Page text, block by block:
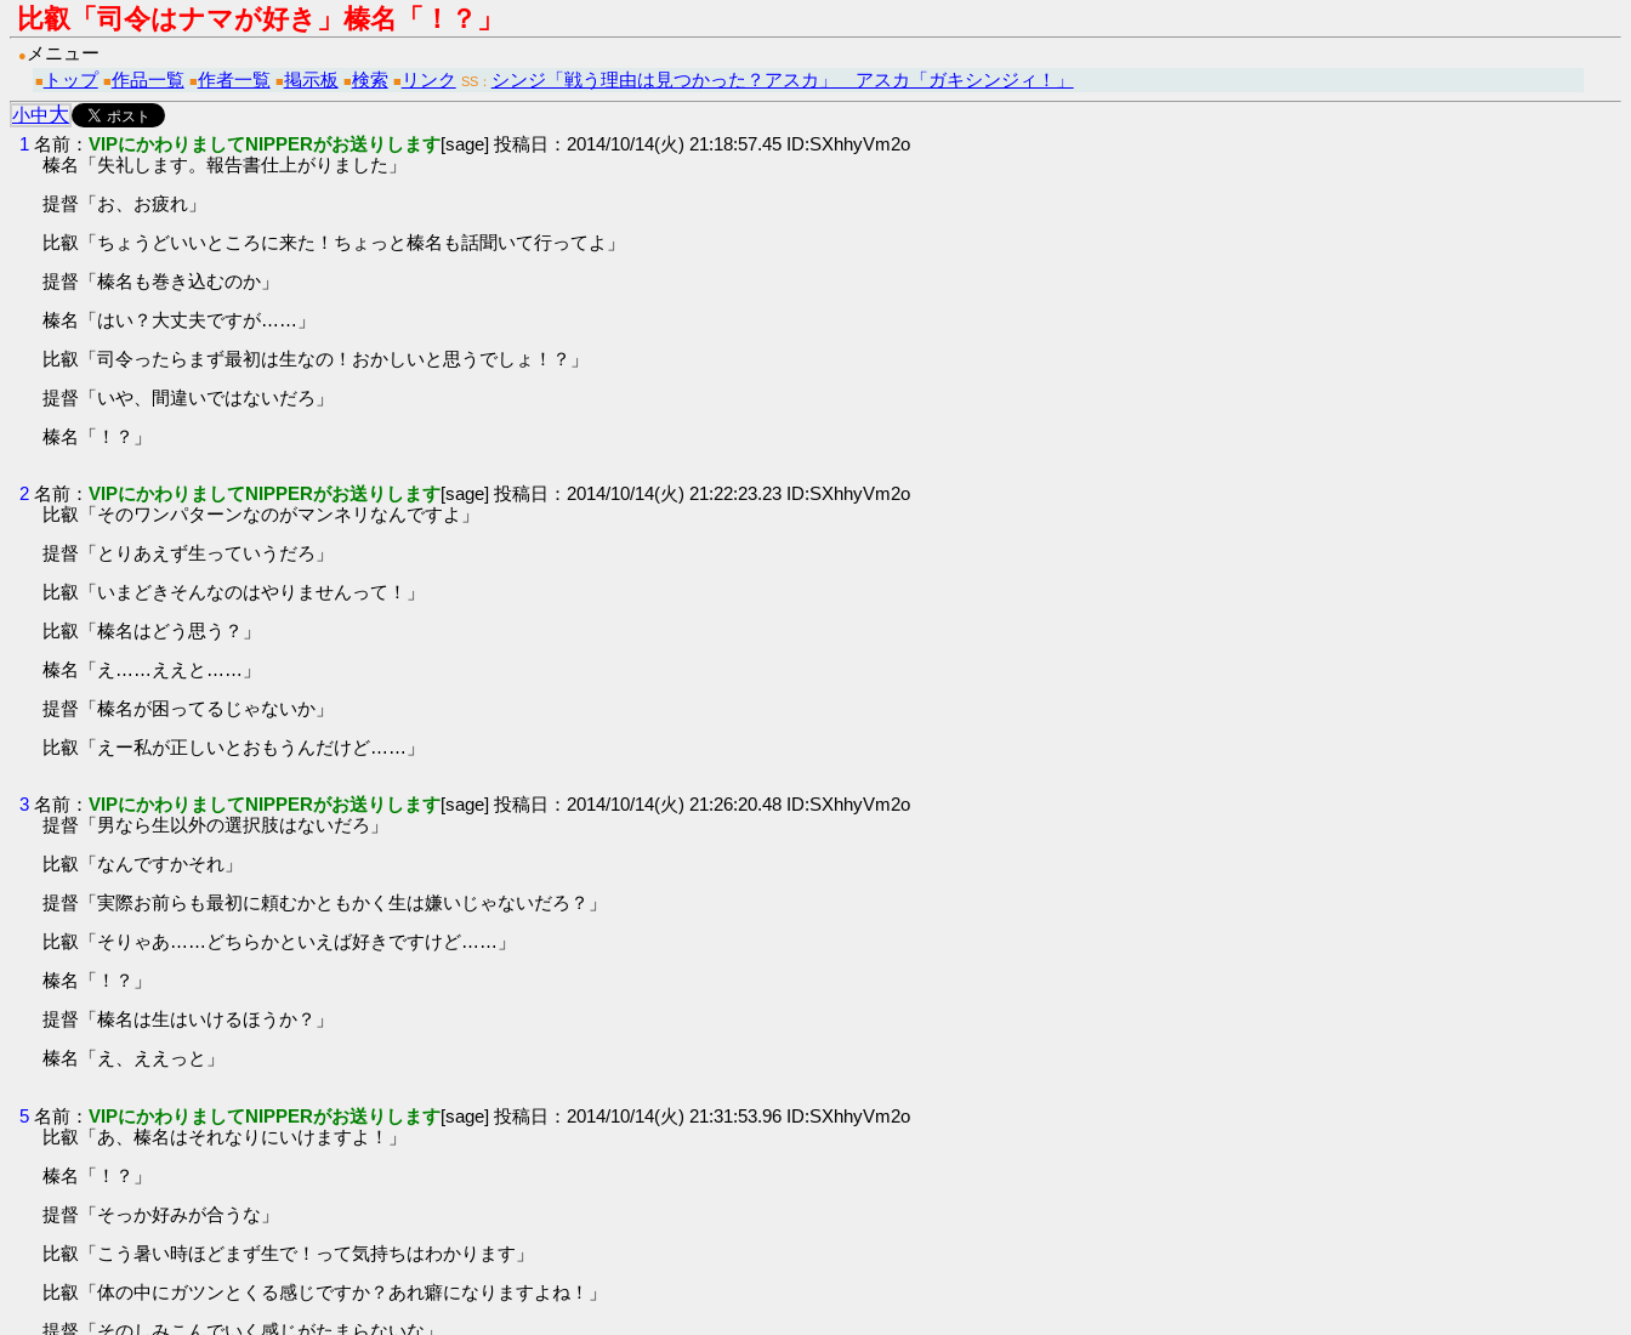
比叡「司令はナマが好き」榛名「！？」
● メニュー
■ トップ ■作品一覧 ■作者一覧 ■掲示板 ■検索 ■ リンク SS： シンジ「戦う理由は見つかった？アスカ」 アスカ「ガキシンジィ！」
小中大
1 名前：VIPにかわりましてNIPPERがお送りします[sage] 投稿日：2014/10/14(火) 21:18:57.45 ID:SXhhyVm2o
榛名「失礼します。報告書仕上がりました」
提督「お、お疲れ」
比叡「ちょうどいいところに来た！ちょっと榛名も話聞いて行ってよ」
提督「榛名も巻き込むのか」
榛名「はい？大丈夫ですが……」
比叡「司令ったらまず最初は生なの！おかしいと思うでしょ！？」
提督「いや、間違いではないだろ」
榛名「！？」
2 名前：VIPにかわりましてNIPPERがお送りします[sage] 投稿日：2014/10/14(火) 21:22:23.23 ID:SXhhyVm2o
比叡「そのワンパターンなのがマンネリなんですよ」
提督「とりあえず生っていうだろ」
比叡「いまどきそんなのはやりませんって！」
比叡「榛名はどう思う？」
榛名「え……ええと……」
提督「榛名が困ってるじゃないか」
比叡「えー私が正しいとおもうんだけど……」
3 名前：VIPにかわりましてNIPPERがお送りします[sage] 投稿日：2014/10/14(火) 21:26:20.48 ID:SXhhyVm2o
提督「男なら生以外の選択肢はないだろ」
比叡「なんですかそれ」
提督「実際お前らも最初に頼むかともかく生は嫌いじゃないだろ？」
比叡「そりゃあ……どちらかといえば好きですけど……」
榛名「！？」
提督「榛名は生はいけるほうか？」
榛名「え、ええっと」
5 名前：VIPにかわりましてNIPPERがお送りします[sage] 投稿日：2014/10/14(火) 21:31:53.96 ID:SXhhyVm2o
比叡「あ、榛名はそれなりにいけますよ！」
榛名「！？」
提督「そっか好みが合うな」
比叡「こう暑い時ほどまず生で！って気持ちはわかります」
比叡「体の中にガツンとくる感じですか？あれ癖になりますよね！」
提督「そのしみこんでいく感じがたまらないな」